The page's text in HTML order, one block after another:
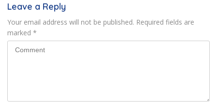
Leave a Reply
Your email address will not be published. Required fields are
marked *